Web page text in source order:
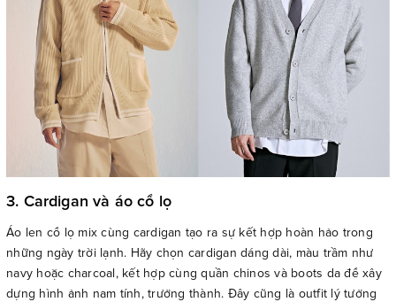
3. Cardigan và áo cổ lọ
Áo len cổ lọ mix cùng cardigan tạo ra sự kết hợp hoàn hảo trong
những ngày trời lạnh. Hãy chọn cardigan dáng dài, màu trầm như
navy hoặc charcoal, kết hợp cùng quần chinos và boots da để xây
dựng hình ảnh nam tính, trưởng thành. Đây cũng là outfit lý tưởng